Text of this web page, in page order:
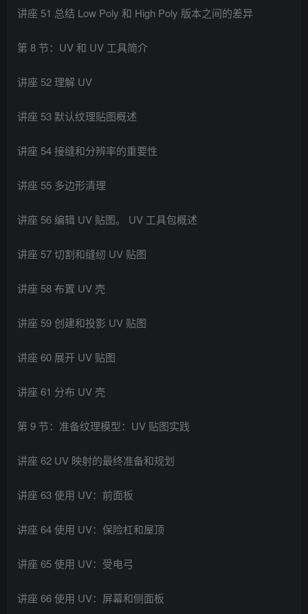
讲座 51 总结 Low Poly 和 High Poly 版本之间的差异
第 8 节：UV 和 UV 工具简介
讲座 52 理解 UV
讲座 53 默认纹理贴图概述
讲座 54 接缝和分辨率的重要性
讲座 55 多边形清理
讲座 56 编辑 UV 贴图。 UV 工具包概述
讲座 57 切割和缝纫 UV 贴图
讲座 58 布置 UV 壳
讲座 59 创建和投影 UV 贴图
讲座 60 展开 UV 贴图
讲座 61 分布 UV 壳
第 9 节：准备纹理模型：UV 贴图实践
讲座 62 UV 映射的最终准备和规划
讲座 63 使用 UV：前面板
讲座 64 使用 UV：保险杠和屋顶
讲座 65 使用 UV：受电弓
讲座 66 使用 UV：屏幕和侧面板